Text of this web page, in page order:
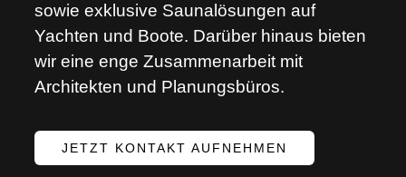
sowie exklusive Saunalösungen auf
Yachten und Boote. Darüber hinaus bieten
wir eine enge Zusammenarbeit mit
Architekten und Planungsbüros.
JETZT KONTAKT AUFNEHMEN